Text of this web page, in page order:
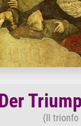
(Il trionfo